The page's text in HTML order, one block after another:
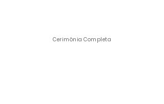
Cerimônia Completa